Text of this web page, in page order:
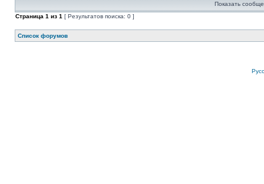
Показать
Страница 1 из 1 [ Результатов поиска: 0 ]
Список форумов